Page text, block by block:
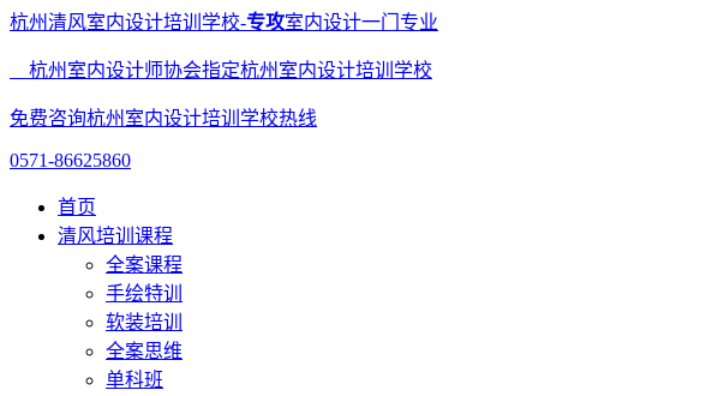
杭州清风室内设计培训学校-专攻室内设计一门专业
杭州室内设计师协会指定杭州室内设计培训学校
免费咨询杭州室内设计培训学校热线
0571-86625860
首页
清风培训课程
全案课程
手绘特训
软装培训
全案思维
单科班